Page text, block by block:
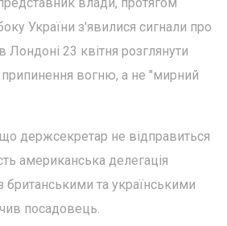
України з'явилися сигнали про
Лондоні 23 квітня розглянути
вогню, а не "мирний
держсекретар не відправиться
американська делегація
британськими та українськими
посадовець.